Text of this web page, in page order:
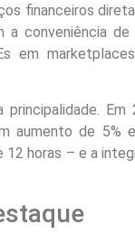
financeiros
a conveniência
em
Em
aumento de 5%
horas – e a